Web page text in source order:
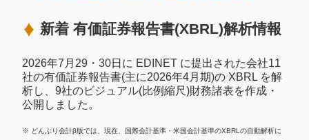
新着 有価証券報告書(XBRL)解析情報
2026年7月29・30日に EDINET に提出された会社11
社の有価証券報告書(主に2026年4月期)の XBRL を解
析し、9社のビジュアル(比例縮尺)財務諸表を作成・
公開しました。
※ どんぶり会計β版では、現在、国際会計基準・米国会計基準のXBRLの自動解析に